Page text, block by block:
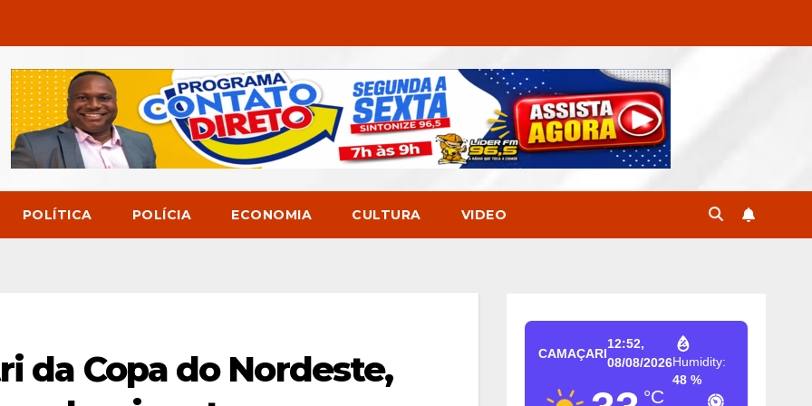
POLÍTICA POLÍCIA ECONOMIA CULTURA VIDEO
da Copa do Nordeste,
CAMAÇARI
12:52,
08/08/2026
°C
Humidity:
48 %